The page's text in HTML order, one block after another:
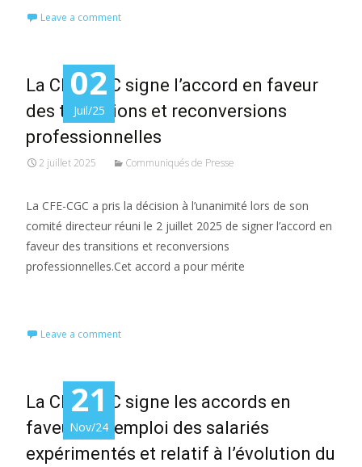
Leave a comment
02
Juil/25
La CFE-CGC signe l’accord en faveur
des transitions et reconversions
professionnelles
2 juillet 2025 Communiqués de Presse
La CFE-CGC a pris la décision à l’unanimité lors de son
comité directeur réuni le 2 juillet 2025 de signer l’accord en
faveur des transitions et reconversions
professionnelles.Cet accord a pour mérite
Leave a comment
21
Nov/24
La CFE-CGC signe les accords en
faveur de l’emploi des salariés
expérimentés et relatif à l’évolution du